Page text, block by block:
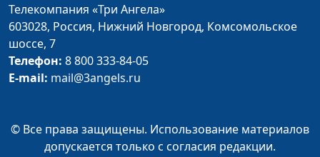
Айгуль Иншакова,
психолог, тренер
Как христианину
психолога?
личностного роста
Телекомпания «Три Ангела»
603028, Россия, Нижний Новгород, Комсомольское
шоссе, 7
Телефон: 8 800 333-84-05
E-mail: mail@3angels.ru
© Все права защищены. Использование материалов
допускается только с согласия редакции.